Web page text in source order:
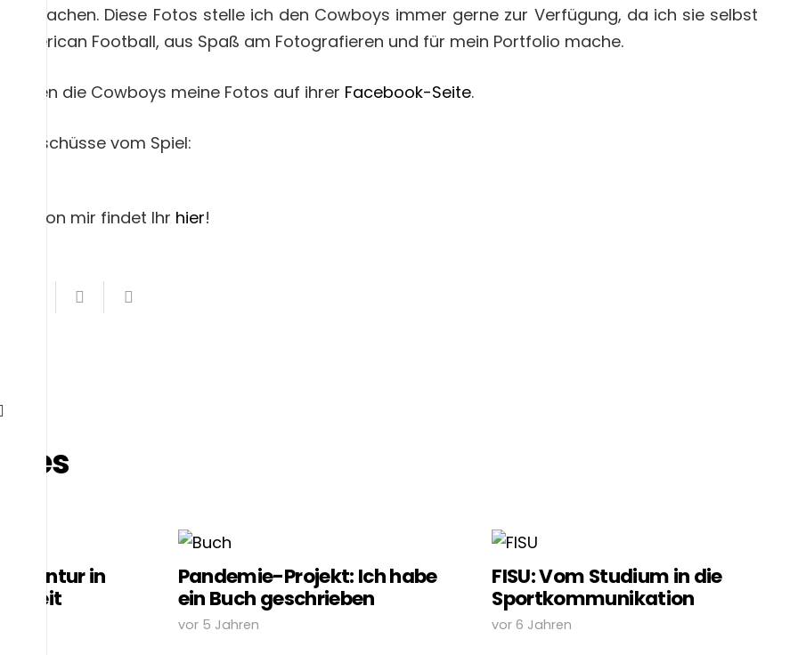
machen. Diese Fotos stelle ich den Cowboys immer gerne zur Verfügung, da ich sie selbst
American Football, aus Spaß am Fotografieren und für mein Portfolio mache.
die Cowboys meine Fotos auf ihrer Facebook-Seite.
vom Spiel:
von mir findet Ihr hier!
Agentur in
Pandemie-Projekt: Ich habe
ein Buch geschrieben
vor 5 Jahren
FISU: Vom Studium in die
Sportkommunikation
vor 6 Jahren